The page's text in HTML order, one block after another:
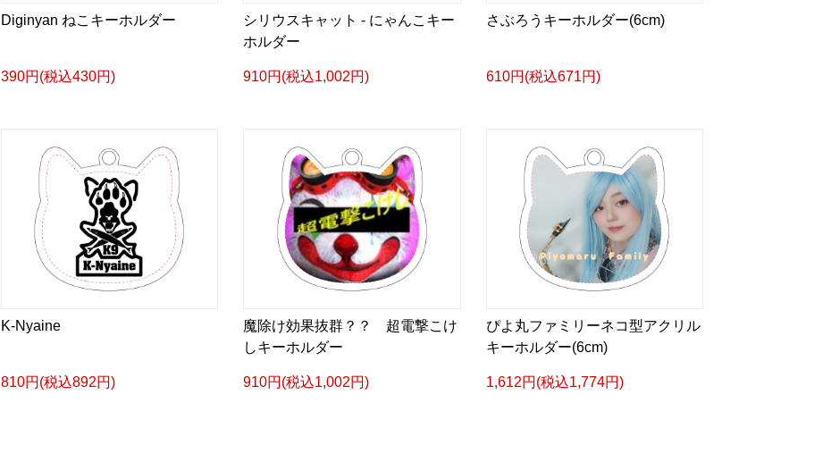
Diginyan ねこキーホルダー
390円(税込430円)
シリウスキャット - にゃんこキー
ホルダー
910円(税込1,002円)
さぶろうキーホルダー(6cm)
610円(税込671円)
K-Nyaine
810円(税込892円)
魔除け効果抜群？？ 超電撃こけ
しキーホルダー
910円(税込1,002円)
ぴよ丸ファミリーネコ型アクリル
キーホルダー(6cm)
1,612円(税込1,774円)